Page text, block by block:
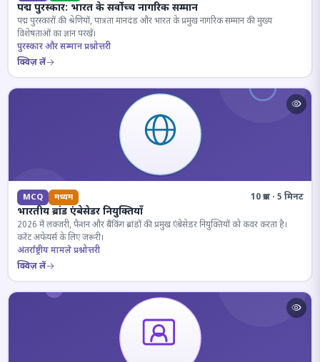
पद्म पुरस्कार: भारत के सर्वोच्च नागरिक सम्मान
पद्म पुरस्कारों की श्रेणियों, पात्रता मानदंड और भारत के प्रमुख नागरिक सम्मान की मुख्य
विशेषताओं का ज्ञान परखें।
पुरस्कार और सम्मान प्रश्नोत्तरी
क्विज़ लें
MCQ मध्यम 10 प्रश्न · 5 मिनट
भारतीय ब्रांड एंबेसेडर नियुक्तियाँ
2026 में लक्जरी, फैशन और बैंकिंग ब्रांडों की प्रमुख एंबेसेडर नियुक्तियों को कवर करता है।
करेंट अफेयर्स के लिए जरूरी।
अंतर्राष्ट्रीय मामले प्रश्नोत्तरी
क्विज़ लें